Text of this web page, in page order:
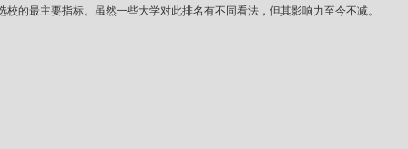
的最主要指标。虽然一些大学对此排名有不同看法，但其影响力至今不减。